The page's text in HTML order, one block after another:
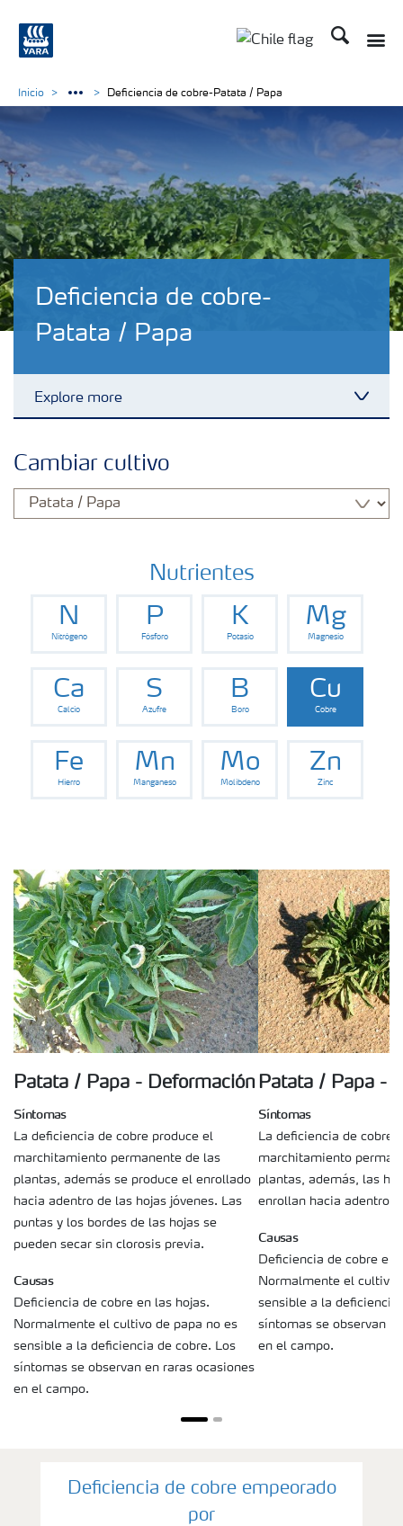
Buscar
Deficiencia de cobre-
Patata / Papa
Explore more
Fertilizantes
Portafolio de Agricultura Digital
Almacenaje y manejo de fertilizantes
Soluciones por cultivos
Inicio Deficiencia de cobre-Patata / Papa
Cambiar cultivo
Nutrientes
N
Nitrógeno
P
Fósforo
K
Potasio
Mg
Magnesio
Ca
Calcio
S
Azufre
B
Boro
Cu
Cobre
Fe
Hierro
Mn
Manganeso
Mo
Molibdeno
Zn
Zinc
Patata / Papa - Deformación
Síntomas
La deficiencia de cobre produce el
marchitamiento permanente de las
plantas, además se produce el enrollado
hacia adentro de las hojas jóvenes. Las
puntas y los bordes de las hojas se
pueden secar sin clorosis previa.
Causas
Deficiencia de cobre en las hojas.
Normalmente el cultivo de papa no es
sensible a la deficiencia de cobre. Los
síntomas se observan en raras ocasiones
en el campo.
Patata / Papa -
Síntomas
La deficiencia de cobre
marchitamiento
plantas, además, las
enrollan hacia adentro.
Causas
Deficiencia de cobre en
Normalmente el cultivo
sensible a la deficiencia
síntomas se observan
en el campo.
Deficiencia de cobre empeorado
por